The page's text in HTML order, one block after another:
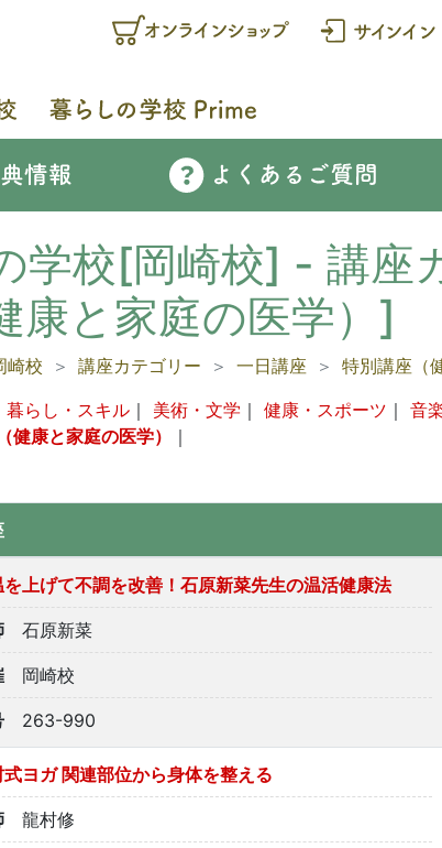
学校[岡崎校] - 講座
康と家庭の医学）]
崎校 講座カテゴリー 一日講座
特別講座（
暮らし・スキル ｜ 美術・文学 ｜ 健康・スポーツ ｜ 音
健康と家庭の医学） ｜
を上げて不調を改善！石原新菜先生の温活健康法
石原新菜
岡崎校
263-990
式ヨガ 関連部位から身体を整える
龍村修